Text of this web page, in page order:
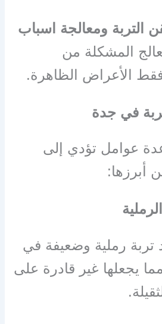
التربة ومعالجة اسباب
المشكلة من
الأعراض الظاهرة.
في جدة
عوامل تؤدي إلى
أبرزها:
تربة رملية وضعيفة في
يجعلها غير قادرة على